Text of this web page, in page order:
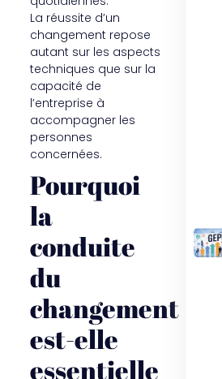
La réussite d’un
changement repose
autant sur les aspects
techniques que sur la
capacité de
l’entreprise à
accompagner les
personnes
concernées.
Pourquoi
la
conduite
du
changement
est-elle
essentielle